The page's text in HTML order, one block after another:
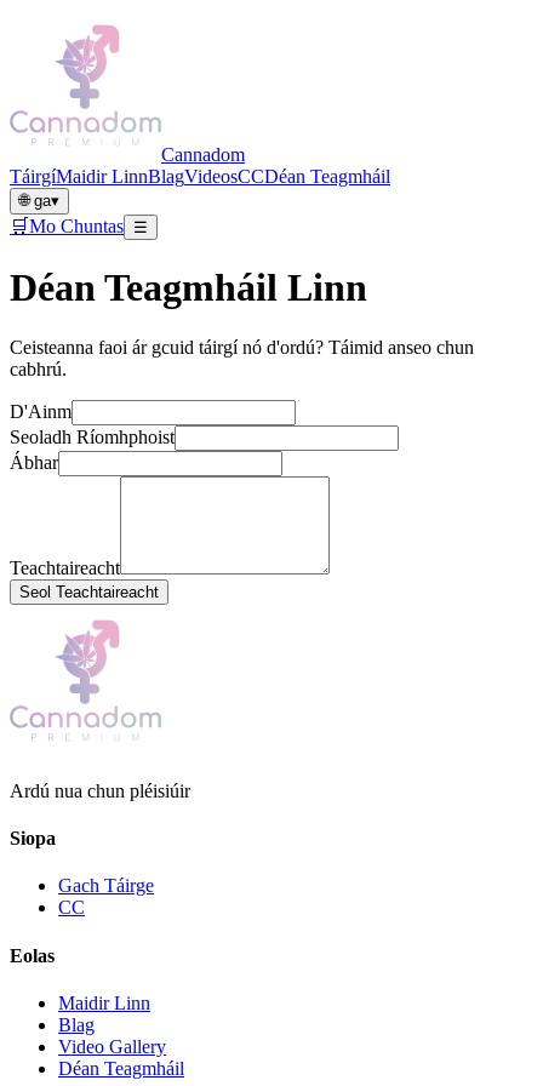
Cannadom
TáirgíMaidir LinnBlagVideosCCDéan Teagmháil
🌐ga▾
🛒Mo Chuntas ☰
Déan Teagmháil Linn
Ceisteanna faoi ár gcuid táirgí nó d'ordú? Táimid anseo chun
cabhrú.
D'Ainm
Seoladh Ríomhphoist
Ábhar
Teachtaireacht
Seol Teachtaireacht
Ardú nua chun pléisiúir
Siopa
Gach Táirge
CC
Eolas
Maidir Linn
Blag
Video Gallery
Déan Teagmháil